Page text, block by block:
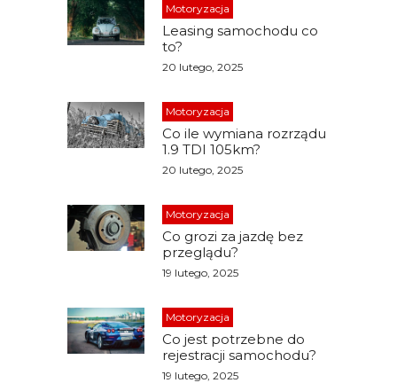
Motoryzacja
Leasing samochodu co
to?
20 lutego, 2025
Motoryzacja
Co ile wymiana rozrządu
1.9 TDI 105km?
20 lutego, 2025
Motoryzacja
Co grozi za jazdę bez
przeglądu?
19 lutego, 2025
Motoryzacja
Co jest potrzebne do
rejestracji samochodu?
19 lutego, 2025